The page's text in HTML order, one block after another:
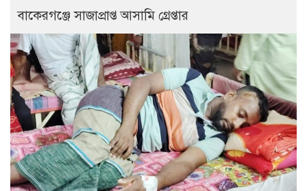
বাকেরগঞ্জে সাজাপ্রাপ্ত আসামি গ্রেপ্তার